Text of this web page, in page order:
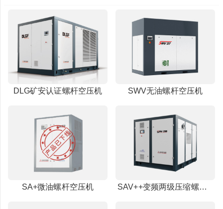
DLG矿安认证螺杆空压机 SWV无油螺杆空压机
SA+微油螺杆空压机 SAV++变频两级压缩螺杆空压机